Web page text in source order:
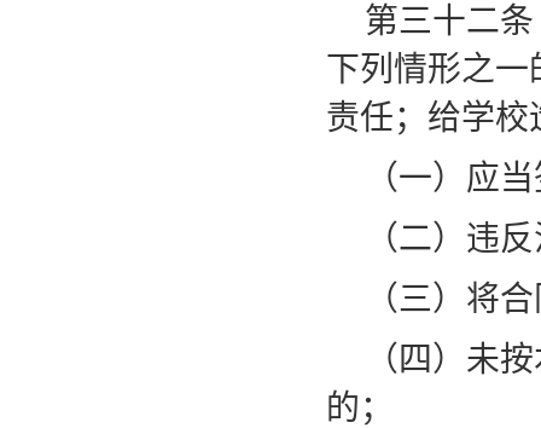
第三十二条
下列情形之
责任；给学
（一）应
（二）违
（三）将
（四）未
的；